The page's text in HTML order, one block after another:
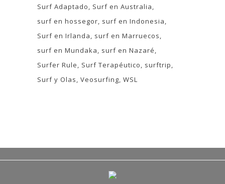
Surf Adaptado
Surf en Australia
surf en hossegor surf en Indonesia
Surf en Irlanda
surf en Marruecos
surf en Mundaka
surf en Nazaré
Surfer Rule
Surf Terapéutico
surftrip
Surf y Olas Veosurfing WSL